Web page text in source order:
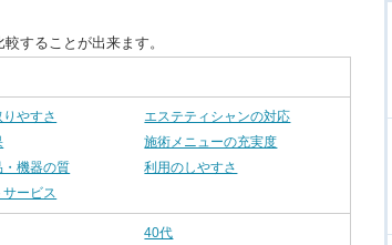
することが出来ます。
やすさ
エステティシャンの対応
施術メニューの充実度
・機器の質
利用のしやすさ
ービス
40代